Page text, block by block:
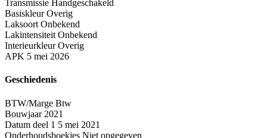
Transmissie Handgeschakeld
Basiskleur Overig
Laksoort Onbekend
Lakintensiteit Onbekend
Interieurkleur Overig
APK 5 mei 2026
Geschiedenis
BTW/Marge Btw
Bouwjaar 2021
Datum deel 1 5 mei 2021
Onderhoudsboekjes Niet opgegeven